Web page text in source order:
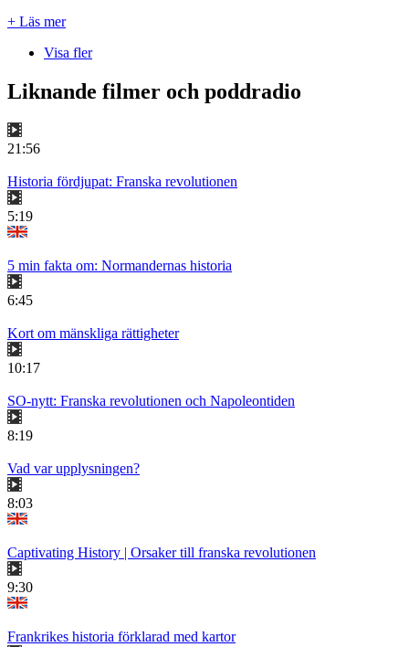
+ Läs mer
Visa fler
Liknande filmer och poddradio
21:56
Historia fördjupat: Franska revolutionen
5:19
5 min fakta om: Normandernas historia
6:45
Kort om mänskliga rättigheter
10:17
SO-nytt: Franska revolutionen och Napoleontiden
8:19
Vad var upplysningen?
8:03
Captivating History | Orsaker till franska revolutionen
9:30
Frankrikes historia förklarad med kartor